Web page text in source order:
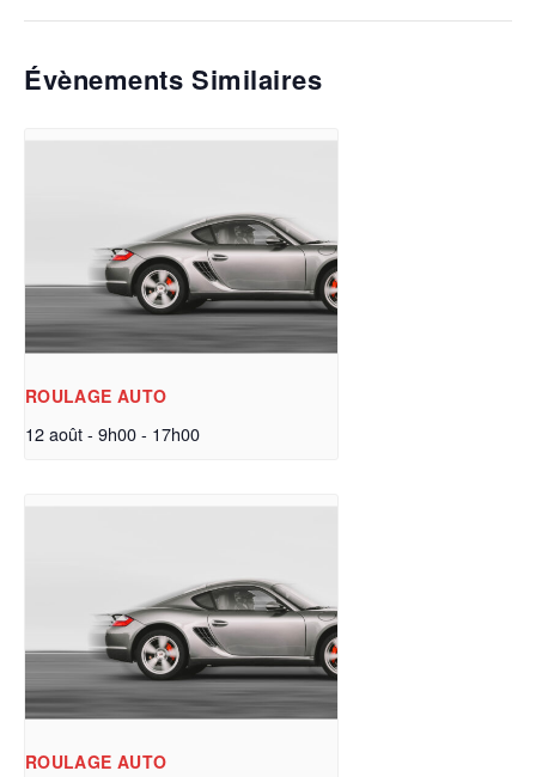
Évènements Similaires
ROULAGE AUTO
12 août - 9h00- 17h00
ROULAGE AUTO